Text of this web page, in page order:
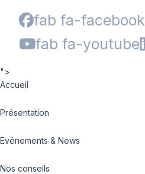
fab fa-facebook
fab fa-youtube
">
Accueil
Présentation
Evénements & News
Nos conseils